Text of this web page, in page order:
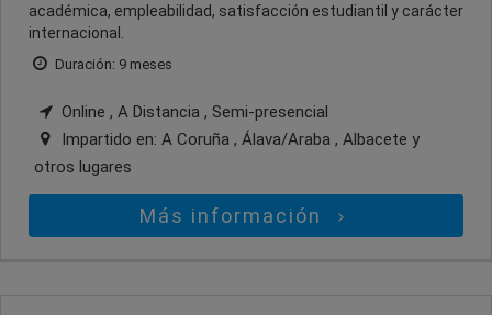
académica, empleabilidad, satisfacción estudiantil y carácter
internacional.
Duración: 9 meses
Online , A Distancia , Semi-presencial
Impartido en: A Coruña , Álava/Araba , Albacete y
otros lugares
Más información